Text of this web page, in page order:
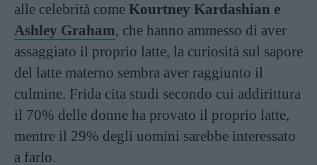
alle celebrità come Kourtney Kardashian e
Ashley Graham, che hanno ammesso di aver
assaggiato il proprio latte, la curiosità sul sapore
del latte materno sembra aver raggiunto il
culmine. Frida cita studi secondo cui addirittura
il 70% delle donne ha provato il proprio latte,
mentre il 29% degli uomini sarebbe interessato
a farlo.